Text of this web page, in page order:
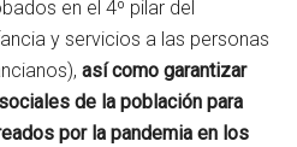
en el 4º pilar del
y servicios a las personas
así como garantizar
de la población para
por la pandemia en los